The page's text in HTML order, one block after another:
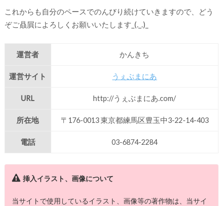
これからも自分のペースでのんびり続けていきますので、どう
ぞご贔屓によろしくお願いいたします_(._.)_
運営者 かんきち
運営サイト うぇぶまにあ
URL http://うぇぶまにあ.com/
所在地 〒176-0013 東京都練馬区豊玉中3-22-14-403
電話 03-6874-2284
挿入イラスト、画像について
当サイトで使用しているイラスト、画像等の著作物は、当サイ